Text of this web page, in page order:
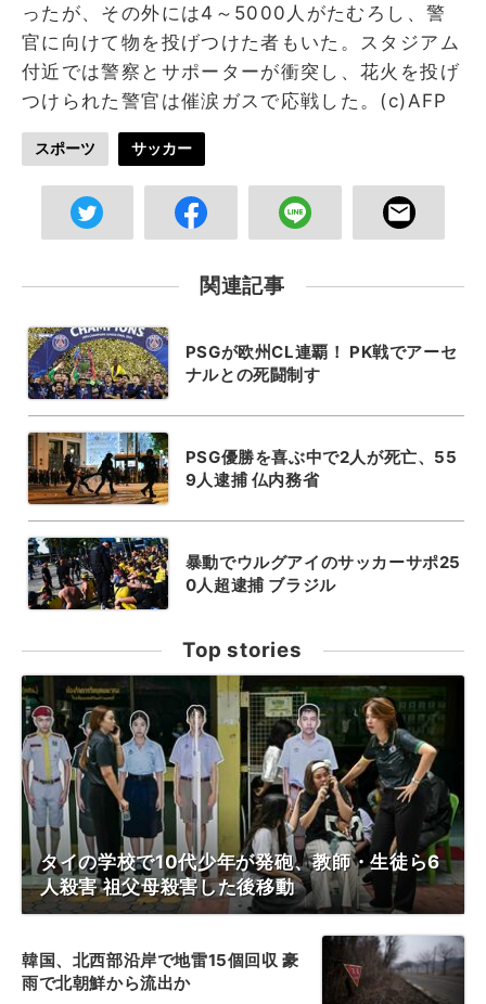
ったが、その外には4～5000人がたむろし、警
官に向けて物を投げつけた者もいた。スタジアム
付近では警察とサポーターが衝突し、花火を投げ
つけられた警官は催涙ガスで応戦した。(c)AFP
スポーツ サッカー
関連記事
PSGが欧州CL連覇！ PK戦でアーセ
ナルとの死闘制す
PSG優勝を喜ぶ中で2人が死亡、55
9人逮捕 仏内務省
暴動でウルグアイのサッカーサポ25
0人超逮捕 ブラジル
Top stories
タイの学校で10代少年が発砲、教師・生徒ら6
人殺害 祖父母殺害した後移動
韓国、北西部沿岸で地雷15個回収 豪
雨で北朝鮮から流出か